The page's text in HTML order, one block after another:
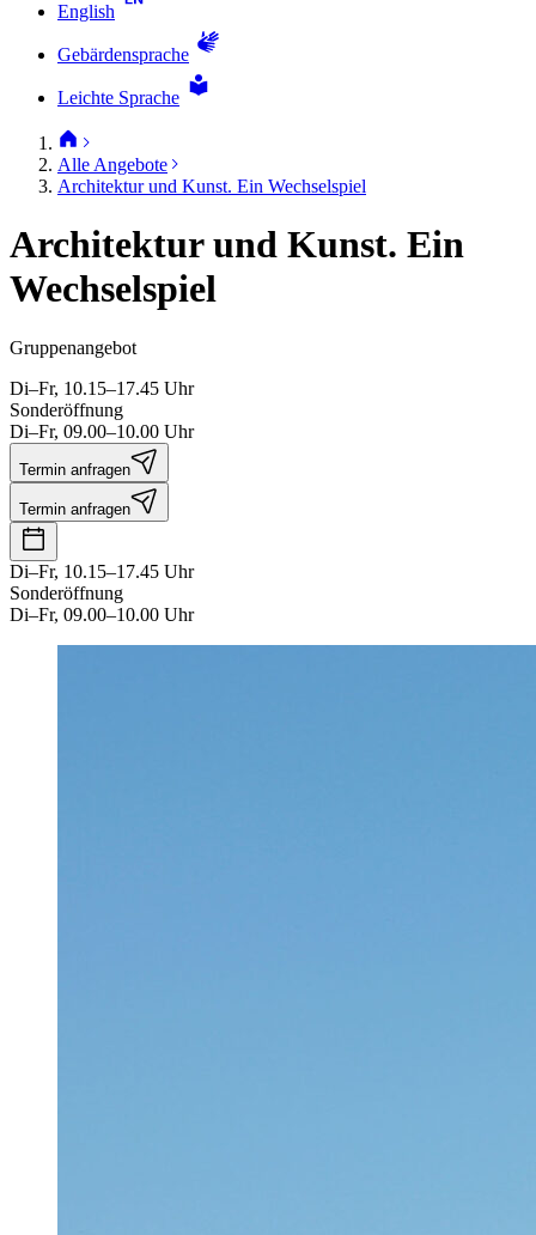
English
Gebärdensprache
Leichte Sprache
Alle Angebote
Architektur und Kunst. Ein Wechselspiel
Architektur und Kunst. Ein
Wechselspiel
Gruppenangebot
Di–Fr, 10.15–17.45 Uhr
Sonderöffnung
Di–Fr, 09.00–10.00 Uhr
Termin anfragen
Termin anfragen
Di–Fr, 10.15–17.45 Uhr
Sonderöffnung
Di–Fr, 09.00–10.00 Uhr